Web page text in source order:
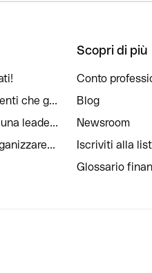
che g...
leade...
Scopri di più
Conto
Blog
Newsroom
Iscriviti alla
Glossario